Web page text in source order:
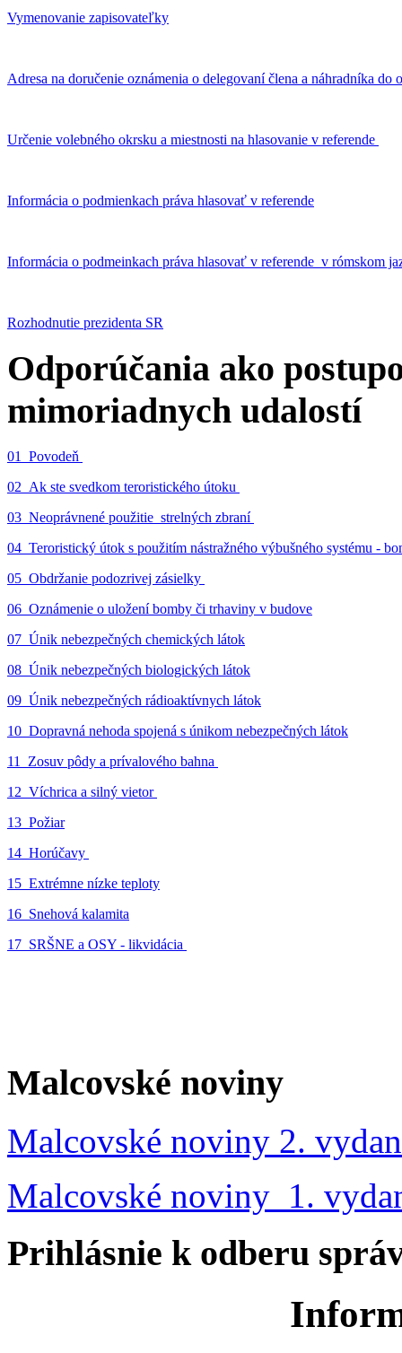
Vymenovanie zapisovateľky
Adresa na doručenie oznámenia o delegovaní člena a náhradníka
Určenie volebného okrsku a miestnosti na hlasovanie v referende
Informácia o podmienkach práva hlasovať v referende
Informácia o podmeinkach práva hlasovať v referende v rómskom
Rozhodnutie prezidenta SR
Odporúčania ako
mimoriadnych udalostí
01_Povodeň
02_Ak ste svedkom teroristického útoku
03_Neoprávnené použitie strelných zbraní
04_Teroristický útok s použitím nástražného výbušného systému -
05_Obdržanie podozrivej zásielky
06_Oznámenie o uložení bomby či trhaviny v budove
07_Únik nebezpečných chemických látok
08_Únik nebezpečných biologických látok
09_Únik nebezpečných rádioaktívnych látok
10_Dopravná nehoda spojená s únikom nebezpečných látok
11_Zosuv pôdy a prívalového bahna
12_Víchrica a silný vietor
13_Požiar
14_Horúčavy
15_Extrémne nízke teploty
16_Snehová kalamita
17_SRŠNE a OSY - likvidácia
Malcovské noviny
Malcovské noviny 2.
Malcovské noviny 1.
Prihlásnie k odberu